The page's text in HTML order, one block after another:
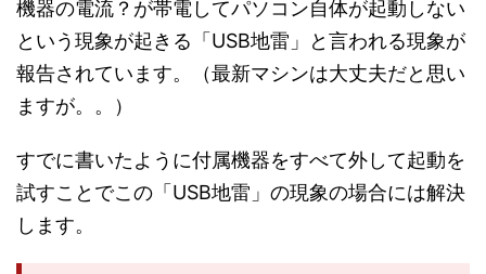
機器の電流？が帯電してパソコン自体が起動しない
という現象が起きる「USB地雷」と言われる現象が
報告されています。（最新マシンは大丈夫だと思い
ますが。。）
すでに書いたように付属機器をすべて外して起動を
試すことでこの「USB地雷」の現象の場合には解決
します。